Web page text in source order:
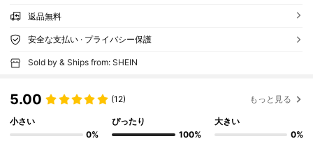
返品無料
安全な支払い · プライバシー保護
Sold by & Ships from: SHEIN
5.00 (12) もっと見る
小さい
0%
ぴったり
100%
大きい
0%